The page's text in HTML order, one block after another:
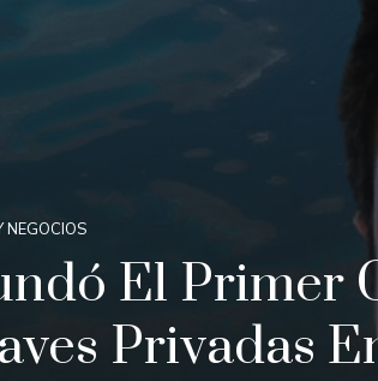
NEGOCIOS
El Primer
Privadas